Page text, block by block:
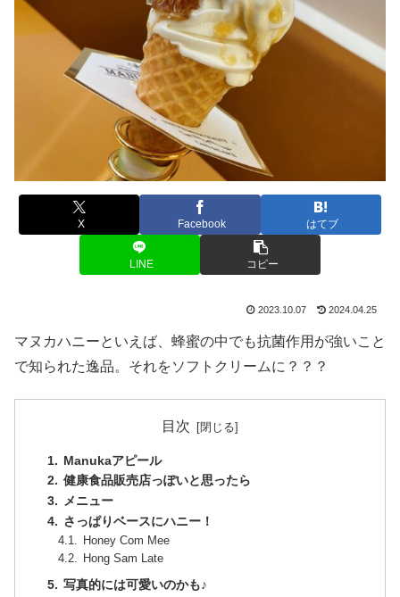
X Facebook はてブ
LINE コピー
2023.10.07 2024.04.25
マヌカハニーといえば、蜂蜜の中でも抗菌作用が強いこと
で知られた逸品。それをソフトクリームに？？？
目次
Manukaアピール
健康食品販売店っぽいと思ったら
メニュー
さっぱりベースにハニー！
Honey Com Mee
Hong Sam Late
写真的には可愛いのかも♪